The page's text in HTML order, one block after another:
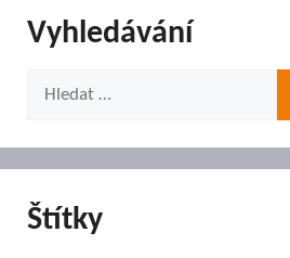
Vyhledávání
Štítky